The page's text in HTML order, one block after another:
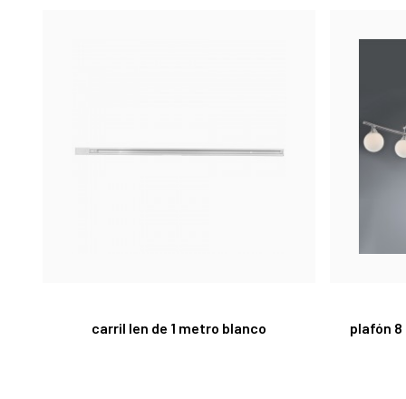
carril len de 1 metro blanco plafón